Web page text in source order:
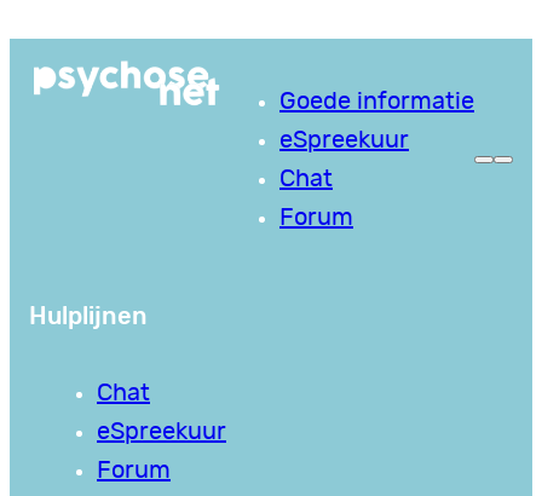
naar
Goede informatie
eSpreekuur
Chat
Forum
Hulplijnen
Chat
eSpreekuur
Forum